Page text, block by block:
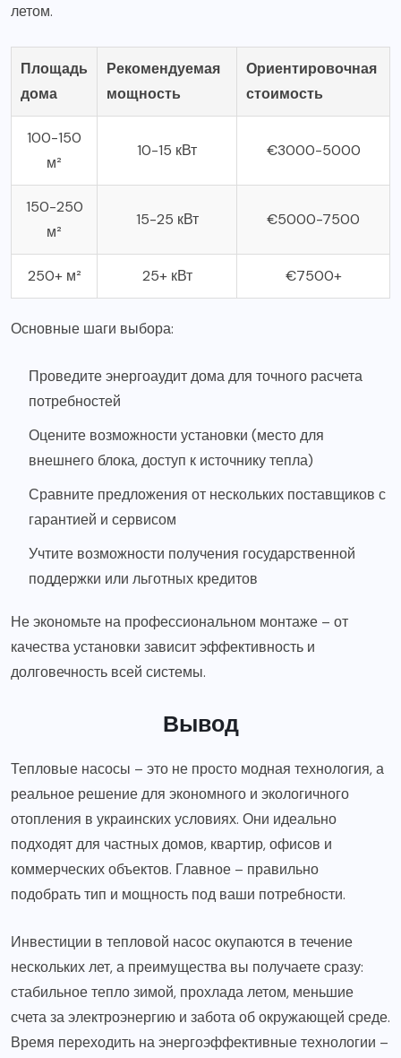
летом.
Площадь
дома
Рекомендуемая
мощность
Ориентировочная
стоимость
100-150
м²
10-15 кВт €3000-5000
150-250
м²
15-25 кВт €5000-7500
250+ м² 25+ кВт €7500+
Основные шаги выбора:
Проведите энергоаудит дома для точного расчета
потребностей
Оцените возможности установки (место для
внешнего блока, доступ к источнику тепла)
Сравните предложения от нескольких поставщиков с
гарантией и сервисом
Учтите возможности получения государственной
поддержки или льготных кредитов
Не экономьте на профессиональном монтаже – от
качества установки зависит эффективность и
долговечность всей системы.
Вывод
Тепловые насосы – это не просто модная технология, а
реальное решение для экономного и экологичного
отопления в украинских условиях. Они идеально
подходят для частных домов, квартир, офисов и
коммерческих объектов. Главное – правильно
подобрать тип и мощность под ваши потребности.
Инвестиции в тепловой насос окупаются в течение
нескольких лет, а преимущества вы получаете сразу:
стабильное тепло зимой, прохлада летом, меньшие
счета за электроэнергию и забота об окружающей среде.
Время переходить на энергоэффективные технологии –